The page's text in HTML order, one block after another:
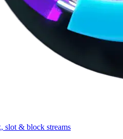
slot & block streams